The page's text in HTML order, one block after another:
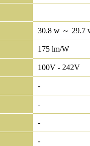
30.8 w ～ 29.7
175 lm/W
100V - 242V
-
-
-
-